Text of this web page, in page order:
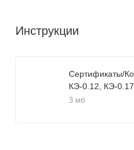
Инструкции
Сертификаты/
КЭ-0.12, КЭ-0.17
3 мб